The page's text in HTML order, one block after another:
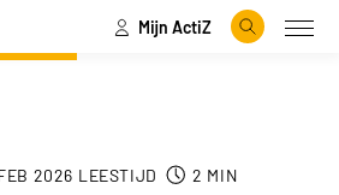
Mijn ActiZ
Zoeken
2026 LEESTIJD 2 MIN